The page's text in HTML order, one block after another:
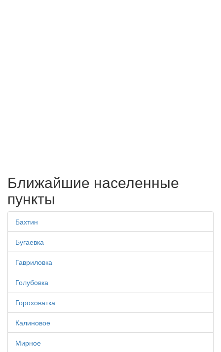
Ближайшие населенные
пункты
Бахтин
Бугаевка
Гавриловка
Голубовка
Гороховатка
Калиновое
Мирное